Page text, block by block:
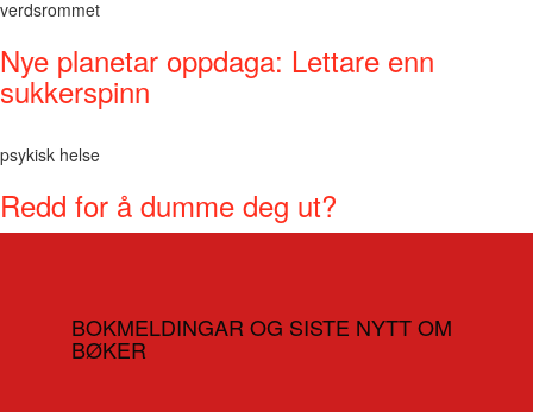
verdsrommet
Nye planetar oppdaga: Lettare enn
sukkerspinn
psykisk helse
Redd for å dumme deg ut?
BOKMELDINGAR OG SISTE NYTT OM
BØKER